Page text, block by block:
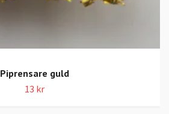
Piprensare guld
13 kr